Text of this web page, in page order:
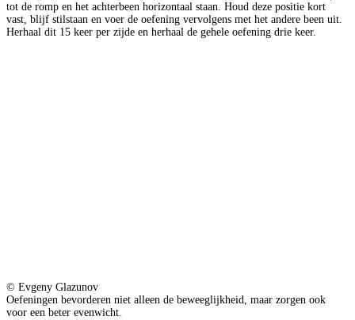
tot de romp en het achterbeen horizontaal staan. Houd deze positie kort
vast, blijf stilstaan en voer de oefening vervolgens met het andere been uit.
Herhaal dit 15 keer per zijde en herhaal de gehele oefening drie keer.
© Evgeny Glazunov
Oefeningen bevorderen niet alleen de beweeglijkheid, maar zorgen ook
voor een beter evenwicht.